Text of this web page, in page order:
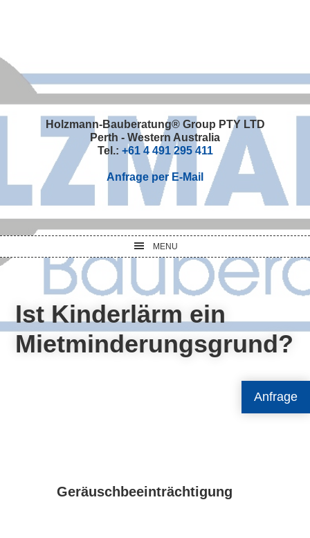
Anfrage
navigation
content
sidebar
Holzmann-Bauberatung® Group PTY LTD
Perth - Western Australia
Tel.: +61 4 491 295 411
Anfrage per E-Mail
MENU
Ist Kinderlärm ein
Mietminderungsgrund?
Geräuschbeeinträchtigung